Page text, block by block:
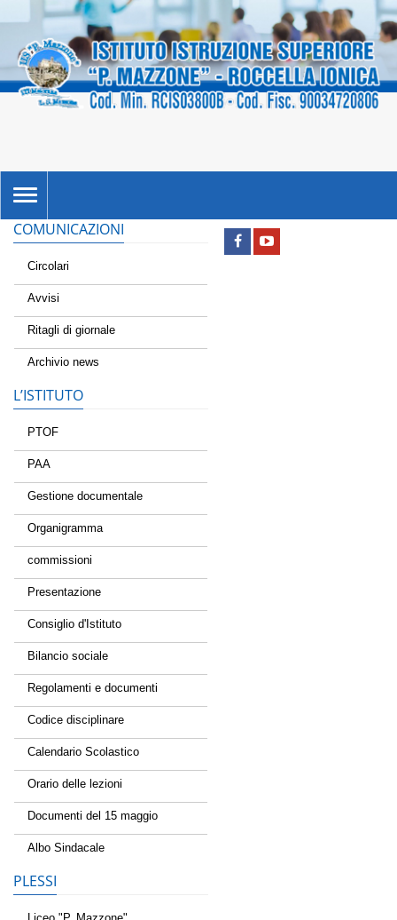
TOGGLE
NAVIGATION
COMUNICAZIONI
Circolari
Avvisi
Ritagli di giornale
Archivio news
L’ISTITUTO
PTOF
PAA
Gestione documentale
Organigramma
commissioni
Presentazione
Consiglio d'Istituto
Bilancio sociale
Regolamenti e documenti
Codice disciplinare
Calendario Scolastico
Orario delle lezioni
Documenti del 15 maggio
Albo Sindacale
PLESSI
Liceo "P. Mazzone"